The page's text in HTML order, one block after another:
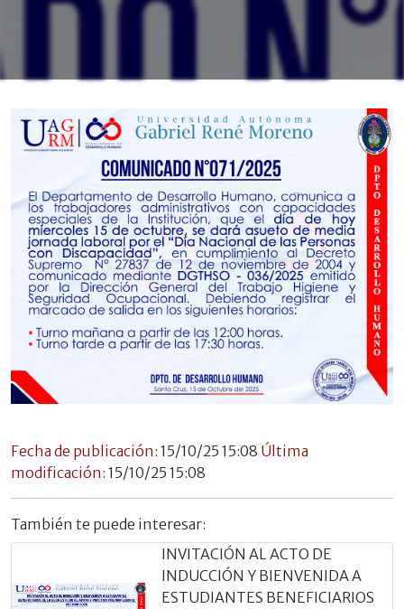
Fecha de publicación: 15/10/25 15:08 Última
modificación: 15/10/25 15:08
También te puede interesar:
INVITACIÓN AL ACTO DE
INDUCCIÓN Y BIENVENIDA A
ESTUDIANTES BENEFICIARIOS